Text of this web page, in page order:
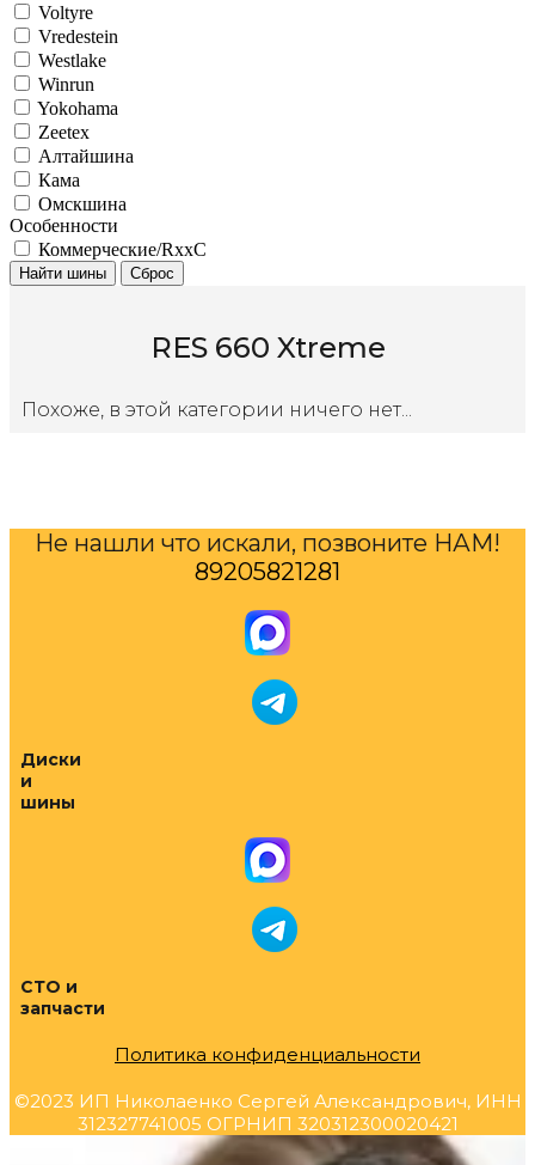
Voltyre
Vredestein
Westlake
Winrun
Yokohama
Zeetex
Алтайшина
Кама
Омскшина
Особенности
Коммерческие/RxxC
Найти шины Сброс
RES 660 Xtreme
Похоже, в этой категории ничего нет...
Не нашли что искали, позвоните НАМ!
89205821281
Диски
и
шины
СТО и
запчасти
Политика конфиденциальности
©2023 ИП Николаенко Сергей Александрович, ИНН
312327741005 ОГРНИП 320312300020421